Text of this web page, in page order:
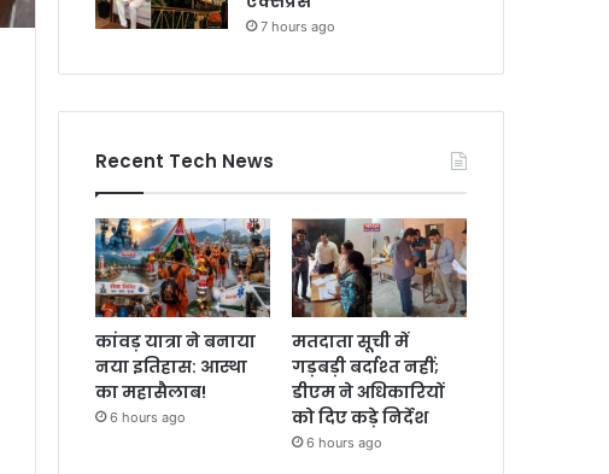
7 hours ago
Recent Tech News
कांवड़ यात्रा ने बनाया
नया इतिहास: आस्था
का महासैलाब!
6 hours ago
मतदाता सूची में
गड़बड़ी बर्दाश्त नहीं;
डीएम ने अधिकारियों
को दिए कड़े निर्देश
6 hours ago